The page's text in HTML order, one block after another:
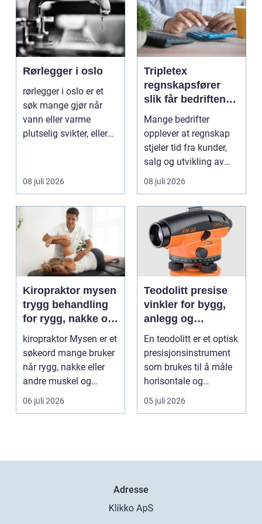
Rørlegger i oslo
rørlegger i oslo er et
søk mange gjør når
vann eller varme
plutselig svikter, eller
08 juli 2026
Tripletex
regnskapsfører
slik får bedriften
mer ut av
regnskapet
Mange bedrifter
opplever at regnskap
stjeler tid fra kunder,
salg og utvikling av
virksomheten. Samt...
08 juli 2026
Kiropraktor mysen
trygg behandling
for rygg, nakke og
ledd
kiropraktor Mysen er et
søkeord mange bruker
når rygg, nakke eller
andre muskel og
leddplager begynn...
06 juli 2026
Teodolitt presise
vinkler for bygg,
anlegg og
kartlegging
En teodolitt er et optisk
presisjonsinstrument
som brukes til å måle
horisontale og
vertikale vinkle...
05 juli 2026
Adresse